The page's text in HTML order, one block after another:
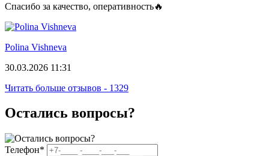
Спасибо за качество, оперативность🔥
Polina Vishneva
30.03.2026 11:31
Читать больше отзывов - 1329
Остались вопросы?
Телефон*